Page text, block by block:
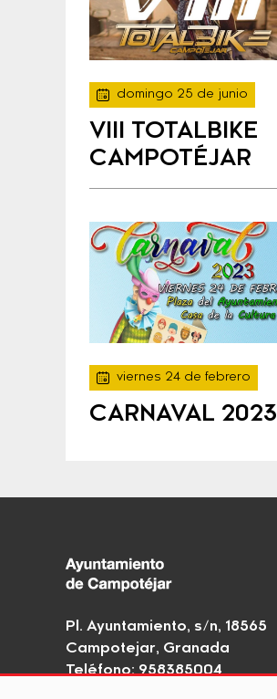
domingo 25 de junio
VIII TOTALBIKE
CAMPOTÉJAR
viernes 24 de febrero
CARNAVAL 2023
Pl. Ayuntamiento, s/n, 18565
Campotejar, Granada
Teléfono: 958385004